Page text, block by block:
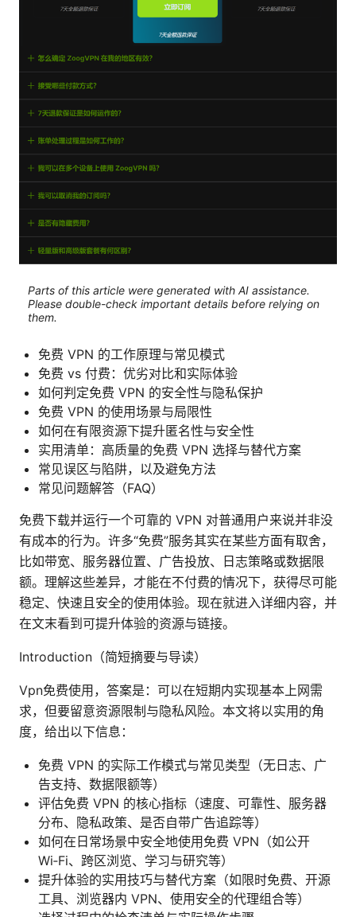
Parts of this article were generated with AI assistance.
Please double-check important details before relying on
them.
免费 VPN 的工作原理与常见模式
免费 vs 付费：优劣对比和实际体验
如何判定免费 VPN 的安全性与隐私保护
免费 VPN 的使用场景与局限性
如何在有限资源下提升匿名性与安全性
实用清单：高质量的免费 VPN 选择与替代方案
常见误区与陷阱，以及避免方法
常见问题解答（FAQ）
免费下载并运行一个可靠的 VPN 对普通用户来说并非没
有成本的行为。许多“免费”服务其实在某些方面有取舍，
比如带宽、服务器位置、广告投放、日志策略或数据限
额。理解这些差异，才能在不付费的情况下，获得尽可能
稳定、快速且安全的使用体验。现在就进入详细内容，并
在文末看到可提升体验的资源与链接。
Introduction（简短摘要与导读）
Vpn免费使用，答案是：可以在短期内实现基本上网需
求，但要留意资源限制与隐私风险。本文将以实用的角
度，给出以下信息：
免费 VPN 的实际工作模式与常见类型（无日志、广
告支持、数据限额等）
评估免费 VPN 的核心指标（速度、可靠性、服务器
分布、隐私政策、是否自带广告追踪等）
如何在日常场景中安全地使用免费 VPN（如公开
Wi‑Fi、跨区浏览、学习与研究等）
提升体验的实用技巧与替代方案（如限时免费、开源
工具、浏览器内 VPN、使用安全的代理组合等）